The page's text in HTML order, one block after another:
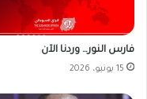
فارس النور… وردنا الآن
15 يونيو، 2026